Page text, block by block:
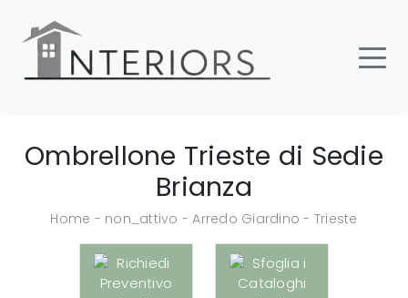
Ombrellone Trieste di Sedie
Brianza
Home - non_attivo -Arredo Giardino - Trieste